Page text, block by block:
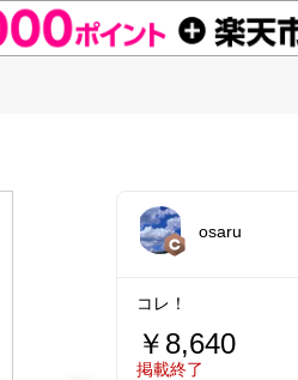
osaru
コレ！
￥8,640
掲載終了